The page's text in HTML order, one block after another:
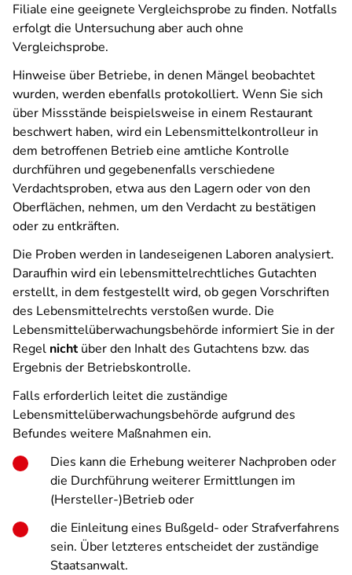
Filiale eine geeignete Vergleichsprobe zu finden. Notfalls
erfolgt die Untersuchung aber auch ohne
Vergleichsprobe.
Hinweise über Betriebe, in denen Mängel beobachtet
wurden, werden ebenfalls protokolliert. Wenn Sie sich
über Missstände beispielsweise in einem Restaurant
beschwert haben, wird ein Lebensmittelkontrolleur in
dem betroffenen Betrieb eine amtliche Kontrolle
durchführen und gegebenenfalls verschiedene
Verdachtsproben, etwa aus den Lagern oder von den
Oberflächen, nehmen, um den Verdacht zu bestätigen
oder zu entkräften.
Die Proben werden in landeseigenen Laboren analysiert.
Daraufhin wird ein lebensmittelrechtliches Gutachten
erstellt, in dem festgestellt wird, ob gegen Vorschriften
des Lebensmittelrechts verstoßen wurde. Die
Lebensmittelüberwachungsbehörde informiert Sie in der
Regel nichtüber den Inhalt des Gutachtens bzw. das
Ergebnis der Betriebskontrolle.
Falls erforderlich leitet die zuständige
Lebensmittelüberwachungsbehörde aufgrund des
Befundes weitere Maßnahmen ein.
Dies kann die Erhebung weiterer Nachproben oder
die Durchführung weiterer Ermittlungen im
(Hersteller-)Betrieb oder
die Einleitung eines Bußgeld- oder Strafverfahrens
sein. Über letzteres entscheidet der zuständige
Staatsanwalt.